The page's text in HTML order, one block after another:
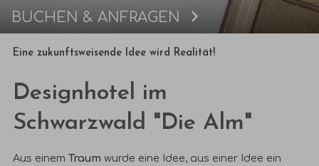
BUCHEN & ANFRAGEN Buchen
Eine zukunftsweisende Idee wird Realität!
Designhotel im
Schwarzwald "Die Alm"
Aus einemTraum wurde eine Idee, aus einer Idee ein